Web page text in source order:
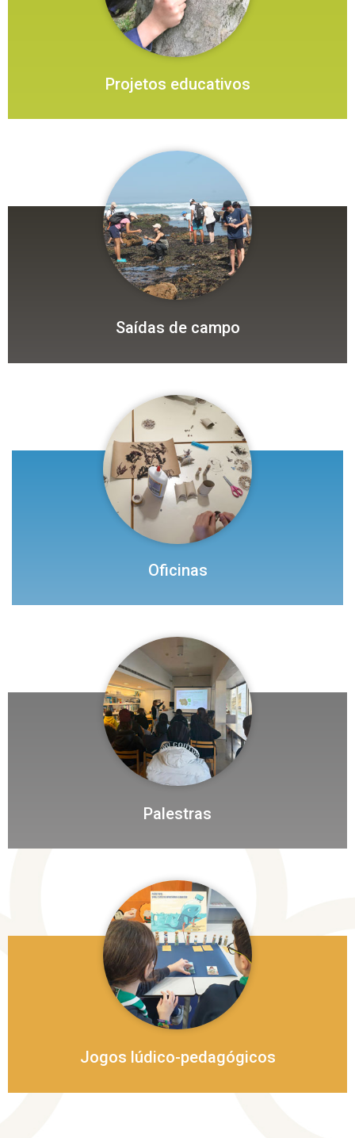
Projetos educativos
Saídas de campo
Oficinas
Palestras
Jogos lúdico-pedagógicos